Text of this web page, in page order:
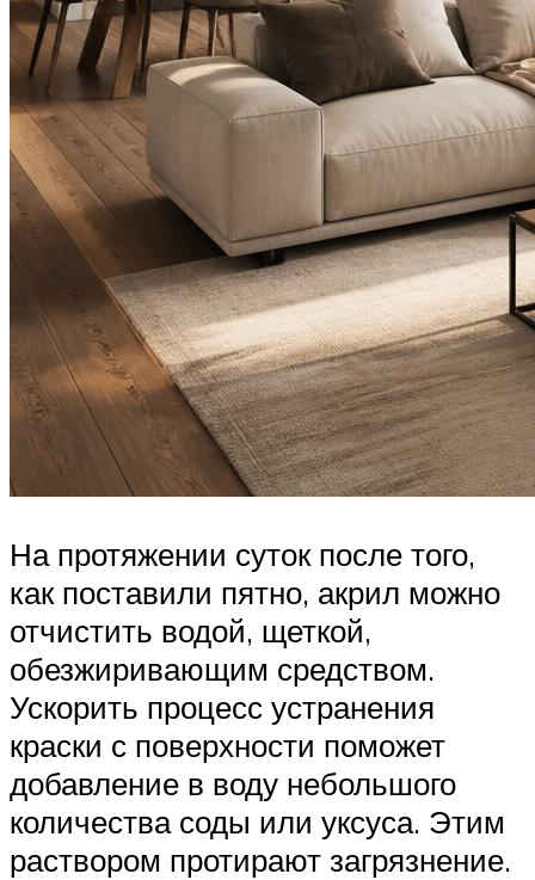
На протяжении суток после того,
как поставили пятно, акрил можно
отчистить водой, щеткой,
обезжиривающим средством.
Ускорить процесс устранения
краски с поверхности поможет
добавление в воду небольшого
количества соды или уксуса. Этим
раствором протирают загрязнение.